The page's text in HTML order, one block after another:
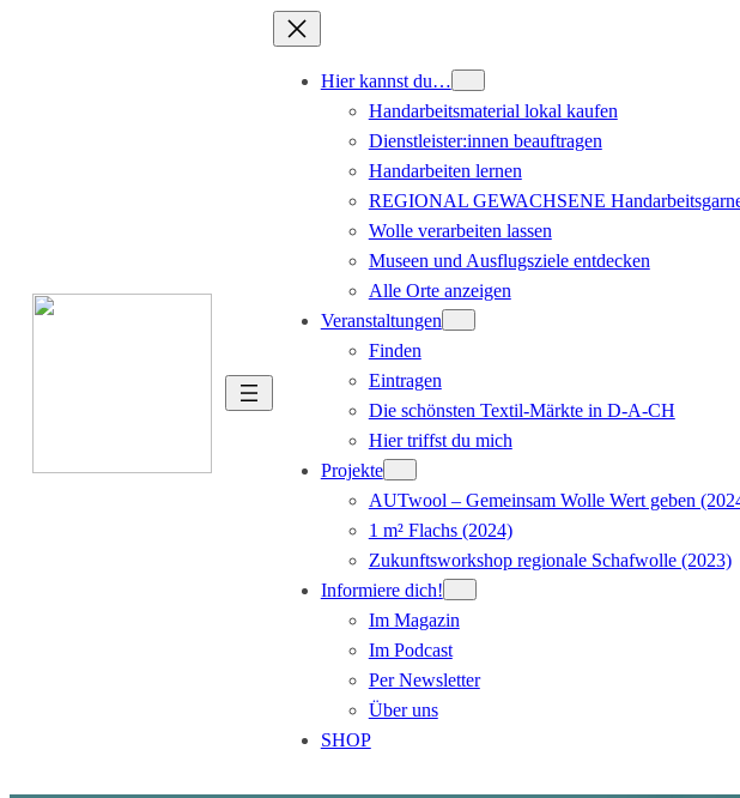
Hier kannst du…
Handarbeitsmaterial lokal kaufen
Dienstleister:innen beauftragen
Handarbeiten lernen
REGIONAL GEWACHSENE
Wolle verarbeiten lassen
Museen und Ausflugsziele entdecken
Alle Orte anzeigen
Veranstaltungen
Finden
Eintragen
Die schönsten Textil-Märkte in D-A-CH
Hier triffst du mich
Projekte
AUTwool – Gemeinsam Wolle Wert geben
1 m² Flachs (2024)
Zukunftsworkshop regionale Schafwolle (2023)
Informiere dich!
Im Magazin
Im Podcast
Per Newsletter
Über uns
SHOP